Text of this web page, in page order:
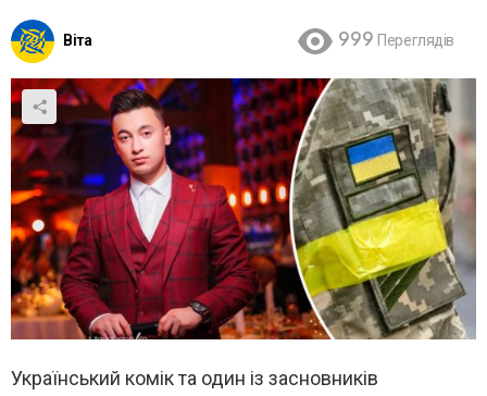
Віта 999 Переглядів
Український комік та один із засновників